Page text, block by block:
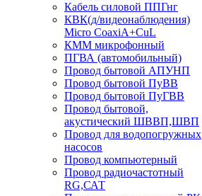
Кабель силовой ППГнг
КВК(д/видеонаблюдения)
Micro CoaxiA+CuL
КММ микрофонный
ПГВА (автомобильный)
Провод бытовой АПУНП
Провод бытовой ПуВВ
Провод бытовой ПуГВВ
Провод бытовой,
акустический ШВВП,ШВП
Провод для водопогружных
насосов
Провод компьютерный
Провод радиочастотный
RG,САТ